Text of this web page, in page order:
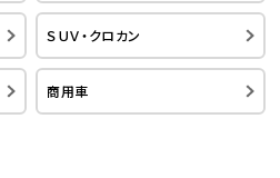
ＳＵＶ・クロカン
商用車